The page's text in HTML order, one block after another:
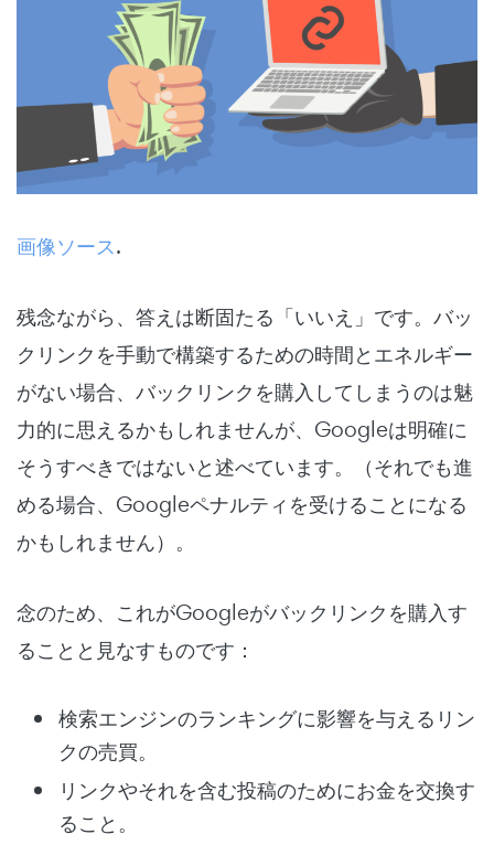
画像ソース.
残念ながら、答えは断固たる「いいえ」です。バッ
クリンクを手動で構築するための時間とエネルギー
がない場合、バックリンクを購入してしまうのは魅
力的に思えるかもしれませんが、Googleは明確に
そうすべきではないと述べています。（それでも進
める場合、Googleペナルティを受けることになる
かもしれません）。
念のため、これがGoogleがバックリンクを購入す
ることと見なすものです：
検索エンジンのランキングに影響を与えるリン
クの売買。
リンクやそれを含む投稿のためにお金を交換す
ること。